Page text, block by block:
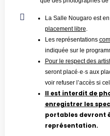
La Salle Nougaro est
placement libre
Les représentations
indiquée sur le
Pour le respect des
seront placé·e·s aux
voir refuser l’accès si
Il est interdit de
enregistrer les
portables devront
représentation.